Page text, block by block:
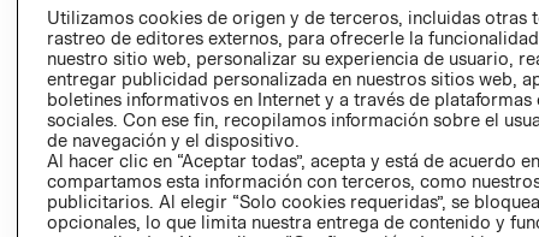
COOKIES
LIBRO DE
Utilizamos cookies de origen y de terceros, incluidas otras
rastreo de editores externos, para ofrecerle la
nuestro sitio web, personalizar su experiencia de usuario,
entregar publicidad personalizada en nuestros sitios web,
boletines informativos en Internet y a través de plataformas
sociales. Con ese fin, recopilamos información sobre el
de navegación y el dispositivo.
Al hacer clic en “Aceptar todas”, acepta y está de acuerdo
compartamos esta información con terceros, como
publicitarios. Al elegir “Solo cookies requeridas”, se
opcionales, lo que limita nuestra entrega de contenido y